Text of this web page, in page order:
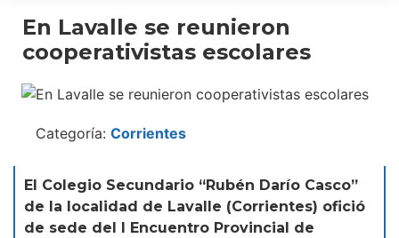
En Lavalle se reunieron
cooperativistas escolares
Categoría: Corrientes
El Colegio Secundario “Rubén Darío Casco”
de la localidad de Lavalle (Corrientes) ofició
de sede del I Encuentro Provincial de